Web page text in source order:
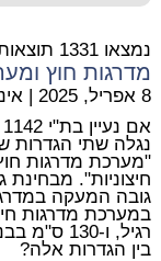
נמצאו 1331 תוצאות לחיפוש שבוצע
מדרגות חוץ
8 אפריל, 2025 |
נגלה שתי הגדרות
"מערכת מדרגות
רגיל, ו-
בין הגדרות אלה?